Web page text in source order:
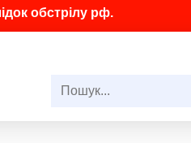
обстрілу рф.